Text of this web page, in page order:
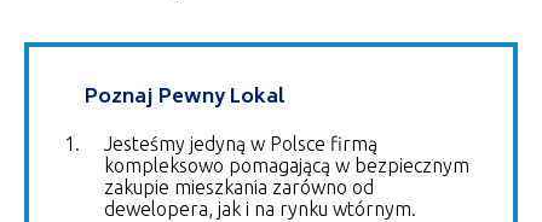
Poznaj Pewny Lokal
Jesteśmy jedyną w Polsce firmą
kompleksowo pomagającą w bezpiecznym
zakupie mieszkania zarówno od
dewelopera, jak i na rynku wtórnym.